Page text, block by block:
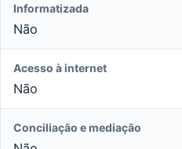
Informatizada
Não
Acesso à internet
Não
Conciliação e mediação